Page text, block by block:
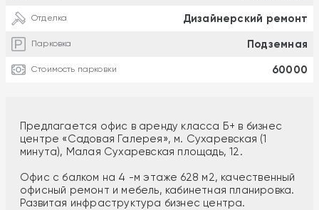
Отделка Дизайнерский ремонт
Парковка Подземная
Стоимость парковки 60000
Предлагается офис в аренду класса Б+ в бизнес
центре «Садовая Галерея», м. Сухаревская (1
минута), Малая Сухаревская площадь, 12.
Офис с балком на 4 -м этаже 628 м2, качественный
офисный ремонт и мебель, кабинетная планировка.
Развитая инфраструктура бизнес центра.